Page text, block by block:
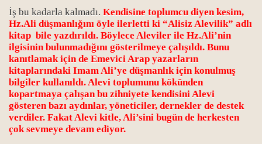
İş bu kadarla kalmadı. Kendisine toplumcu diyen kesim,
Hz.Ali düşmanlığını öyle ilerletti ki “Alisiz Alevilik” adlı
kitap bile yazdırıldı. Böylece Aleviler ile Hz.Ali’nin
ilgisinin bulunmadığını gösterilmeye çalışıldı. Bunu
kanıtlamak için de Emevici Arap yazarların
kitaplarındaki Imam Ali’ye düşmanlık için konulmuş
bilgiler kullanıldı. Alevi toplumunu kökünden
kopartmaya çalışan bu zihniyete kendisini Alevi
gösteren bazı aydınlar, yöneticiler, dernekler de destek
verdiler. Fakat Alevi kitle, Ali’sini bugün de herkesten
çok sevmeye devam ediyor.